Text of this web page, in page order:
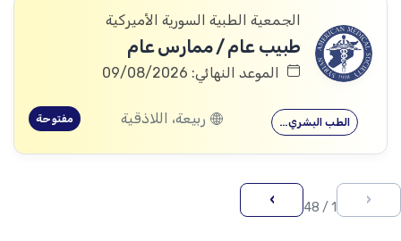
الجمعية الطبية السورية الأميركية
طبيب عام / ممارس عام
الموعد النهائي: 09/08/2026
الطب البشري… ربيعة، اللاذقية مفتوحة
‹
1 / 48
›